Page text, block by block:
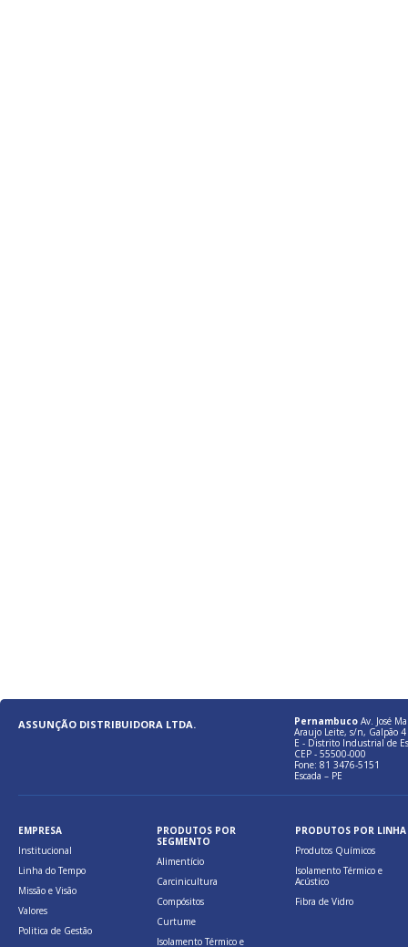
ASSUNÇÃO DISTRIBUIDORA LTDA. Pernambuco Av. José
Araujo Leite, s/n, Galpão 4
E - Distrito Industrial de
CEP - 55500-000
Fone: 81 3476-5151
Escada – PE
EMPRESA
Institucional
Linha do Tempo
Missão e Visão
Valores
Politica de Gestão
PRODUTOS POR
SEGMENTO
Alimentício
Carcinicultura
Compósitos
Curtume
Isolamento Térmico e
PRODUTOS POR LINHA
Produtos Químicos
Isolamento Térmico e
Acústico
Fibra de Vidro